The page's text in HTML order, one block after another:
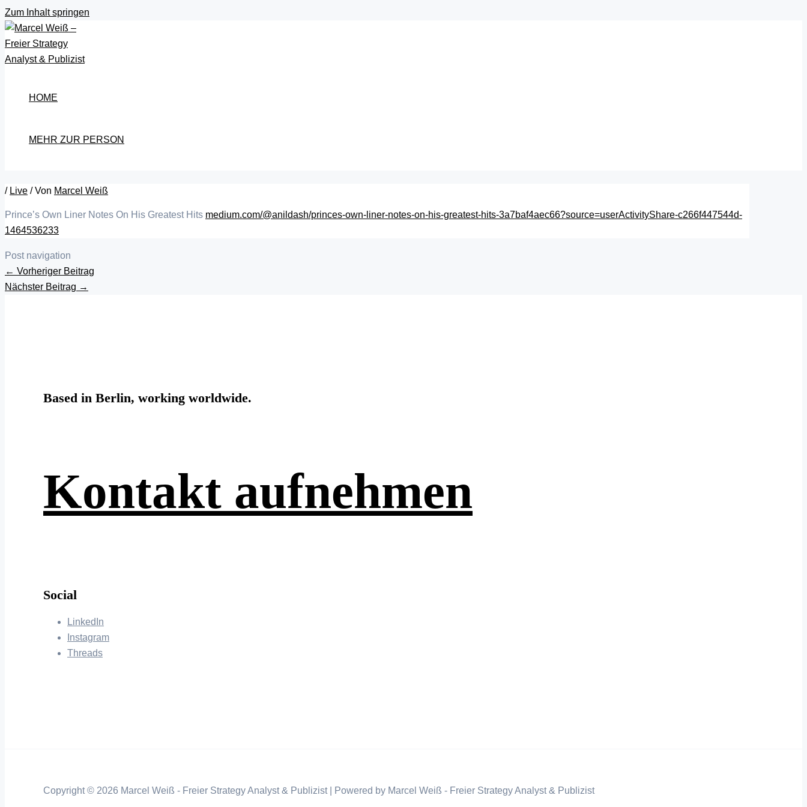
Zum Inhalt springen
HOME
MEHR ZUR PERSON
/ Live / Von Marcel Weiß
Prince’s Own Liner Notes On His Greatest Hits medium.com/@anildash/princes-own-liner-notes-on-his-greatest-hits-3a7baf4aec66?source=userActivityShare-c266f447544d-
1464536233
Post navigation
← Vorheriger Beitrag
Nächster Beitrag →
Based in Berlin, working worldwide.
Kontakt aufnehmen
Social
LinkedIn
Instagram
Threads
Copyright © 2026 Marcel Weiß - Freier Strategy Analyst & Publizist | Powered by Marcel Weiß - Freier Strategy Analyst & Publizist